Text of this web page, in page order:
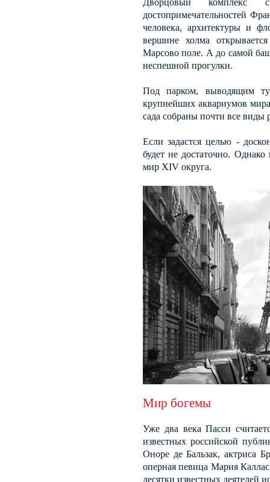
Дворцовый комплекс
достопримечательностей
человека, архитектуры и
вершине холма
Марсово поле. А до самой
неспешной прогулки.
Под парком, выводящим
крупнейших аквариумов
сада собраны почти все виды
Если задастся целью -
будет не достаточно.
мир XIV округа.
Мир богемы
Уже два века Пасси
известных российской
Оноре де Бальзак, актриса
оперная певица Мария
десятки известных деятелей